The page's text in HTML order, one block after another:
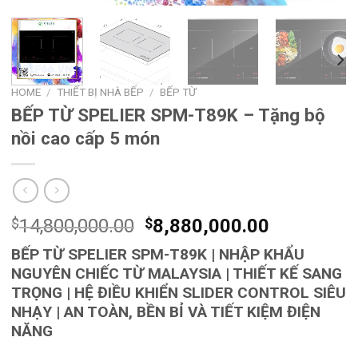
HOME / THIẾT BỊ NHÀ BẾP / BẾP TỪ
BẾP TỪ SPELIER SPM-T89K – Tặng bộ
nồi cao cấp 5 món
$14,800,000.00 $8,880,000.00
BẾP TỪ SPELIER SPM-T89K | NHẬP KHẨU
NGUYÊN CHIẾC TỪ MALAYSIA | THIẾT KẾ SANG
TRỌNG | HỆ ĐIỀU KHIỂN SLIDER CONTROL SIÊU
NHẠY | AN TOÀN, BỀN BỈ VÀ TIẾT KIỆM ĐIỆN
NĂNG